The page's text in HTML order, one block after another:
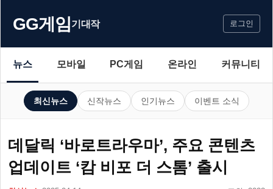
GG게임기대작 로그인
뉴스 모바일 PC게임 온라인 커뮤니티
최신뉴스 신작뉴스 인기뉴스 이벤트 소식
데달릭 ‘바로트라우마’, 주요 콘텐츠
업데이트 ‘캄 비포 더 스톰’ 출시